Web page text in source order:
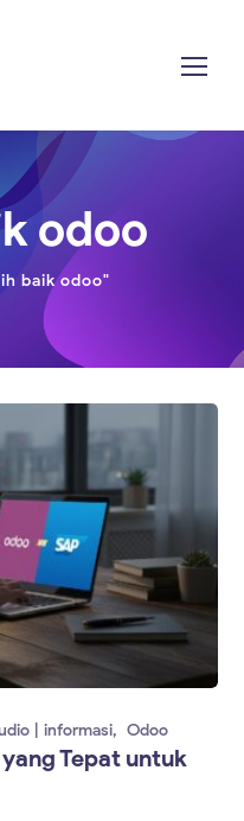
odoo
baik odoo"
informasi Odoo
yang Tepat untuk